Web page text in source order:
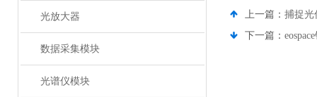
光放大器
数据采集模块
光谱仪模块
上一篇： 捕捉光
下一篇：